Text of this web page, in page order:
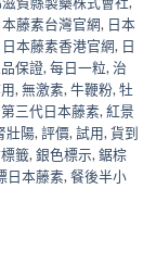
本藤素台灣官網, 日本
日本藤素香港官網, 日
保證,每日一粒,治
,無激素,牛鞭粉,牡
第三代日本藤素,紅景
壯陽,評價,試用,貨到
籤,銀色標示,鋸棕
日本藤素,餐後半小